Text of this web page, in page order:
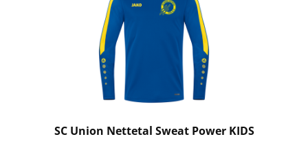
SC Union Nettetal Sweat Power KIDS